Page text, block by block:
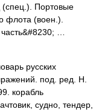
(спец.). Портовые
флота (воен.).
…
русских
под. ред. Н.
корабль
судно, тендер,